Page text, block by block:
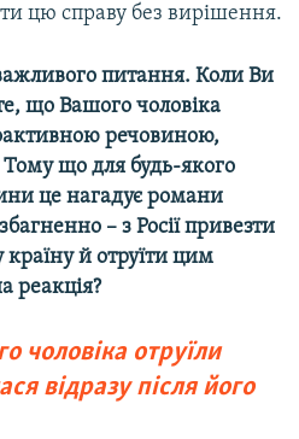
цю справу без вирішення.
питання. Коли Ви
що Вашого чоловіка
речовиною,
Тому що для будь-якого
це нагадує романи
– з Росії привезти
країну й отруїти цим
реакція?
чоловіка отруїли
відразу після його